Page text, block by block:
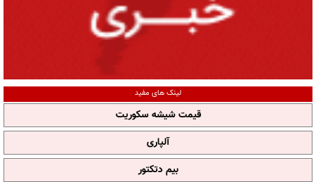
لینک های مفید
قیمت شیشه سکوریت
آلپاری
بیم دتکتور